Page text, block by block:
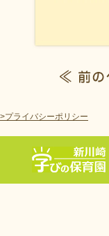
>プライバシーポリシー